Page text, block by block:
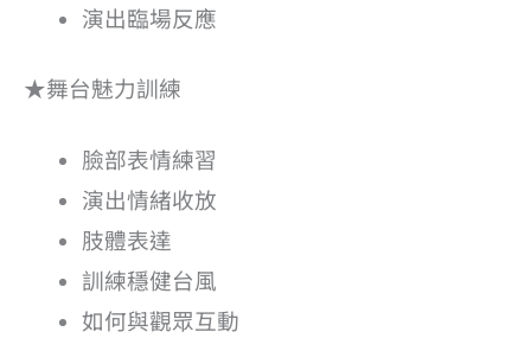
演出臨場反應
★舞台魅力訓練
臉部表情練習
演出情緒收放
肢體表達
訓練穩健台風
如何與觀眾互動